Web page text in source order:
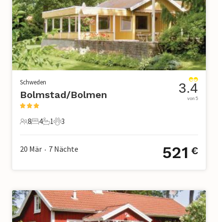
Schweden
Bolmstad/Bolmen
8 Gäste
8
4 Schlafzimmer
4
1 Badezimmer
1
3 Haustiere
3
3.4
von 5
20 Mär • 7 Nächte 521 €